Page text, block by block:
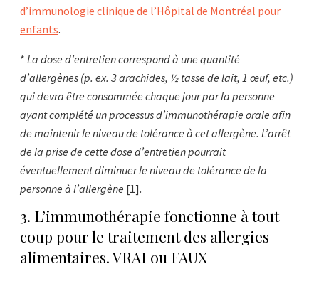
d’immunologie clinique de l’Hôpital de Montréal pour
enfants.
* La dose d’entretien correspond à une quantité
d’allergènes (p. ex. 3 arachides, ½ tasse de lait, 1 œuf, etc.)
qui devra être consommée chaque jour par la personne
ayant complété un processus d’immunothérapie orale afin
de maintenir le niveau de tolérance à cet allergène. L’arrêt
de la prise de cette dose d’entretien pourrait
éventuellement diminuer le niveau de tolérance de la
personne à l’allergène [1].
3. L’immunothérapie fonctionne à tout
coup pour le traitement des allergies
alimentaires. VRAI ou FAUX